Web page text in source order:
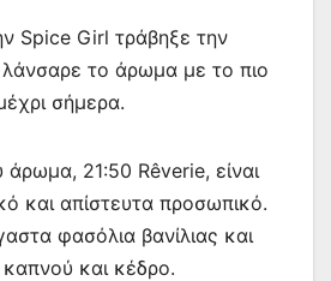
Spice Girl τράβηξε την
το άρωμα με το πιο
σήμερα.
21:50 Rêverie, είναι
και απίστευτα προσωπικό.
φασόλια βανίλιας και
και κέδρο.